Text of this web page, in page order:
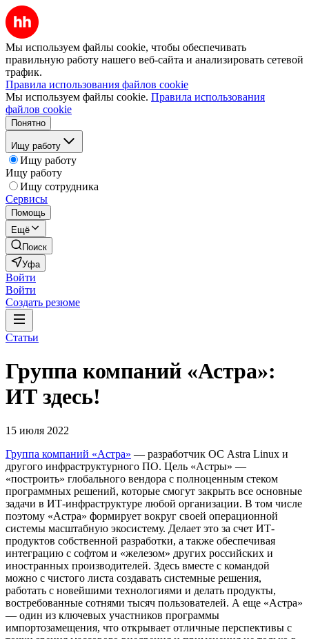
Мы используем файлы cookie, чтобы обеспечивать
правильную работу нашего веб-сайта и анализировать сетевой
трафик.
Правила использования файлов cookie
Мы используем файлы cookie. Правила использования
файлов cookie
Понятно
Ищу работу
Ищу работу
Ищу работу
Ищу сотрудника
Сервисы
Помощь
Ещё
Поиск
Уфа
Войти
Войти
Создать резюме
Статьи
Группа компаний «Астра»:
ИТ здесь!
15 июля 2022
Группа компаний «Астра» — разработчик ОС Astra Linux и
другого инфраструктурного ПО. Цель «Астры» —
«построить» глобального вендора с полноценным стеком
программных решений, которые смогут закрыть все основные
задачи в ИТ-инфраструктуре любой организации. В том числе
поэтому «Астра» формирует вокруг своей операционной
системы масштабную экосистему. Делает это за счет ИТ-
продуктов собственной разработки, а также обеспечивая
интеграцию с софтом и «железом» других российских и
иностранных производителей. Здесь вместе с командой
можно с чистого листа создавать системные решения,
работать с новейшими технологиями и делать продукты,
востребованные сотнями тысяч пользователей. А еще «Астра»
— один из ключевых участников программы
импортозамещения, что открывает отличные перспективы с